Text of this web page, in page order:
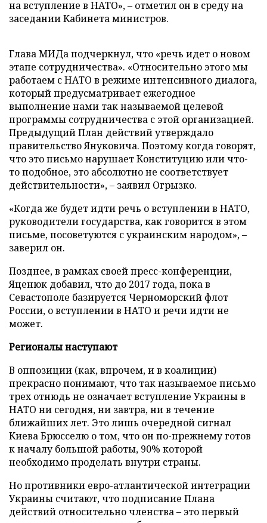
на вступление в НАТО», – отметил он в среду на
заседании Кабинета министров.
Глава МИДа подчеркнул, что «речь идет о новом
этапе сотрудничества». «Относительно этого мы
работаем с НАТО в режиме интенсивного диалога,
который предусматривает ежегодное
выполнение нами так называемой целевой
программы сотрудничества с этой организацией.
Предыдущий План действий утверждало
правительство Януковича. Поэтому когда говорят,
что это письмо нарушает Конституцию или что-
то подобное, это абсолютно не соответствует
действительности», – заявил Огрызко.
«Когда же будет идти речь о вступлении в НАТО,
руководители государства, как говорится в этом
письме, посоветуются с украинским народом», –
заверил он.
Позднее, в рамках своей пресс-конференции,
Яценюк добавил, что до 2017 года, пока в
Севастополе базируется Черноморский флот
России, о вступлении в НАТО и речи идти не
может.
Регионалы наступают
В оппозиции (как, впрочем, и в коалиции)
прекрасно понимают, что так называемое письмо
трех отнюдь не означает вступление Украины в
НАТО ни сегодня, ни завтра, ни в течение
ближайших лет. Это лишь очередной сигнал
Киева Брюсселю о том, что он по-прежнему готов
к началу большой работы, 90% которой
необходимо проделать внутри страны.
Но противники евро-атлантической интеграции
Украины считают, что подписание Плана
действий относительно членства – это первый